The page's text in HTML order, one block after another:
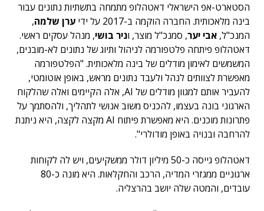
הסטארט-אפ הישראלי דאטהלופ מתמחה בתשתיות נתונים עבור
בינה מלאכותית. החברה הוקמה ב-2017 על ידי
ערן שלמה,
המנכ"ל, אבי יער, סמנכ"ל מוצר, וניר בושי, מנהל עסקים ראשי.
דאטהלופ פיתחה פלטפורמה לניהול ותיוג של נתונים לא-מובנים,
המשמשים לאימון מודלים של בינה מלאכותית. "הפלטפורמה
מאפשרת לצוותים לנהל ולעבד נתונים מראש, באופן אוטומטי,
להעביר אותם למגוון מודלים של AI, אלה הקיימים ואלה שהלקוח
הארגוני בונה בעצמו, להכניס משוב אנושי לתהליך, ולהסתמך על
פתרונות מוכנים. היא מאפשרת פיתוח AI מקצה לקצה, היא ניתנת
להרחבה ובנויה באופן מודולרי".
דאטהלופ גייסה כ-50 מיליון דולר ממשקיעים, ויש לה לקוחות
ארגוניים ממגזרי המדיה, הרכב והחקלאות. היא מונה כ-80
עובדים, והמטה שלה יושב בהרצליה.